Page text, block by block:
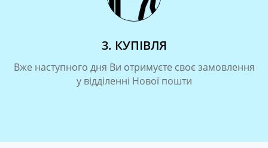
3. КУПІВЛЯ
Вже наступного дня Ви отримуєте своє замовлення
у відділенні Нової пошти